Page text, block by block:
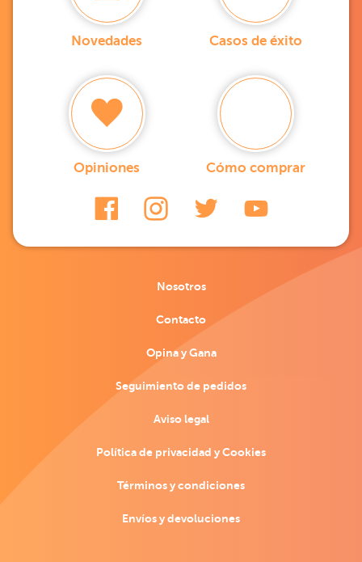
Novedades Casos de éxito
Opiniones Cómo comprar
Nosotros
Contacto
Opina y Gana
Seguimiento de pedidos
Aviso legal
Política de privacidad y Cookies
Términos y condiciones
Envíos y devoluciones